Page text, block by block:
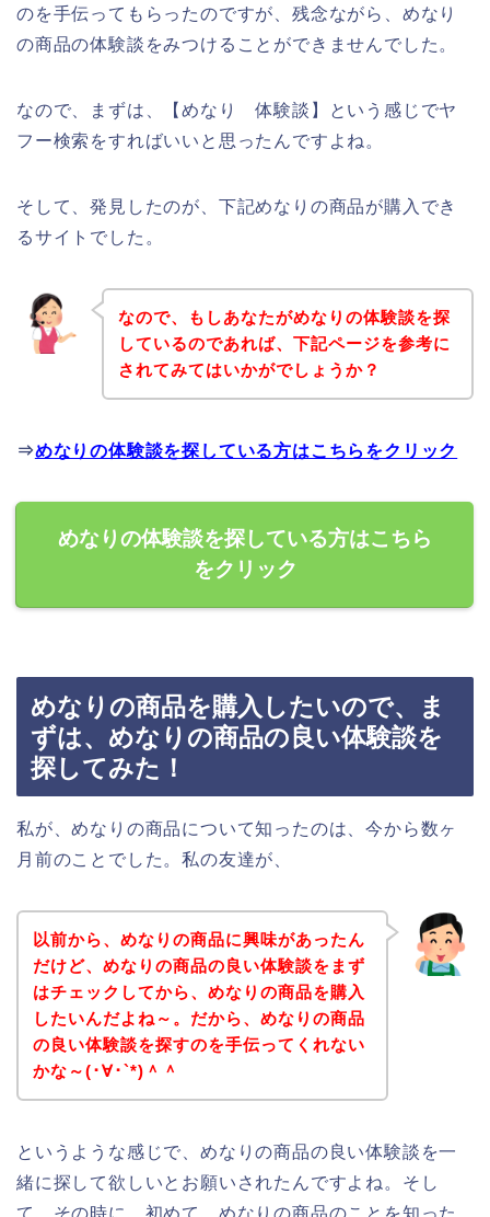
のを手伝ってもらったのですが、残念ながら、めなり
の商品の体験談をみつけることができませんでした。
なので、まずは、【めなり 体験談】という感じでヤ
フー検索をすればいいと思ったんですよね。
そして、発見したのが、下記めなりの商品が購入でき
るサイトでした。
なので、もしあなたがめなりの体験談を探
しているのであれば、下記ページを参考に
されてみてはいかがでしょうか？
⇒めなりの体験談を探している方はこちらをクリック
めなりの体験談を探している方はこちら
をクリック
めなりの商品を購入したいので、ま
ずは、めなりの商品の良い体験談を
探してみた！
私が、めなりの商品について知ったのは、今から数ヶ
月前のことでした。私の友達が、
以前から、めなりの商品に興味があったん
だけど、めなりの商品の良い体験談をまず
はチェックしてから、めなりの商品を購入
したいんだよね～。だから、めなりの商品
の良い体験談を探すのを手伝ってくれない
かな～(･∀･`*)＾＾
というような感じで、めなりの商品の良い体験談を一
緒に探して欲しいとお願いされたんですよね。そし
て、その時に、初めて、めなりの商品のことを知った